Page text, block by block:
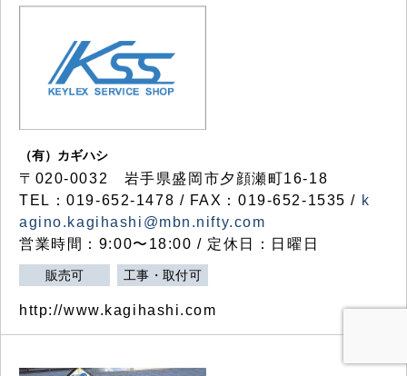
（有）カギハシ
〒020-0032 岩手県盛岡市夕顔瀬町16-18
TEL：019-652-1478 / FAX：019-652-1535 / k
agino.kagihashi@mbn.nifty.com
営業時間：9:00〜18:00 / 定休日：日曜日
販売可 工事・取付可
http://www.kagihashi.com